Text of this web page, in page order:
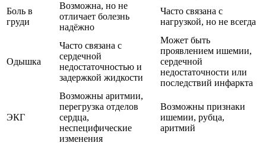
Боль в
груди
Возможна, но не
отличает болезнь
надёжно
Часто связана с
нагрузкой, но не всегда
Одышка
Часто связана с
сердечной
недостаточностью и
задержкой жидкости
Может быть
проявлением ишемии,
сердечной
недостаточности или
последствий инфаркта
ЭКГ
Возможны аритмии,
перегрузка отделов
сердца,
неспецифические
изменения
Возможны признаки
ишемии, рубца,
аритмий